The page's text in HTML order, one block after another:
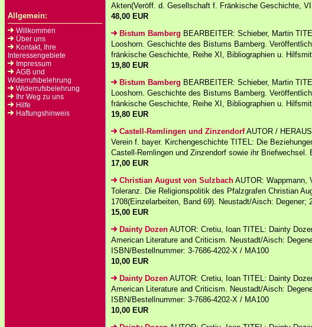
Allgemein:
Willkommen
Über uns
Kontakt, Ihre
Interessengebiete
Impressum
AGB und
Widerrufsbelehrung
Widerrufsbelehrung
Ihr Weg zu uns
Hilfe
Haftungshinweis
Akten(Veröff. d. Gesellschaft f. Fränkische Geschichte,
48,00 EUR
Bistum Bamberg BEARBEITER: Schieber, Martin
Looshorn. Geschichte des Bistums Bamberg.
fränkische Geschichte, Reihe XI, Bibliographien u.
19,80 EUR
Bistum Bamberg BEARBEITER: Schieber, Martin
Looshorn. Geschichte des Bistums Bamberg.
fränkische Geschichte, Reihe XI, Bibliographien u.
19,80 EUR
Castell-Remlingen und ZinzendorfAUTOR /
Verein f. bayer. Kirchengeschichte TITEL: Die
Castell-Remlingen und Zinzendorf sowie ihr Briefwechsel.
17,00 EUR
Christian August von Sulzbach AUTOR: Wappmann,
Toleranz. Die Religionspolitik des Pfalzgrafen Christian
1708(Einzelarbeiten, Band 69). Neustadt/Aisch: Degener;
15,00 EUR
Dainty Dozen AUTOR: Cretiu, Ioan TITEL: Dainty
American Literature and Criticism. Neustadt/Aisch:
ISBN/Bestellnummer: 3-7686-4202-X / MA100
10,00 EUR
Dainty Dozen AUTOR: Cretiu, Ioan TITEL: Dainty
American Literature and Criticism. Neustadt/Aisch:
ISBN/Bestellnummer: 3-7686-4202-X / MA100
10,00 EUR